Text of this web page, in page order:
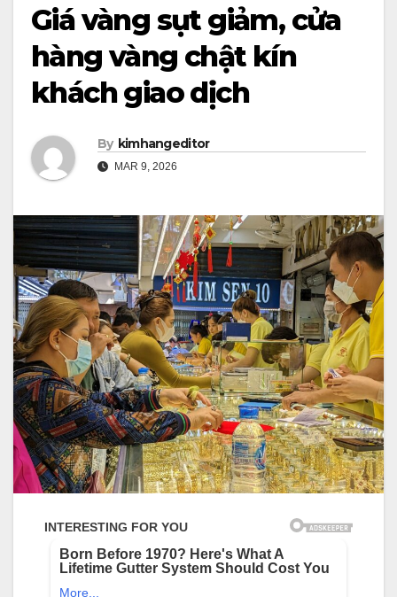
Giá vàng sụt giảm, cửa
hàng vàng chật kín
khách giao dịch
By kimhangeditor
MAR 9, 2026